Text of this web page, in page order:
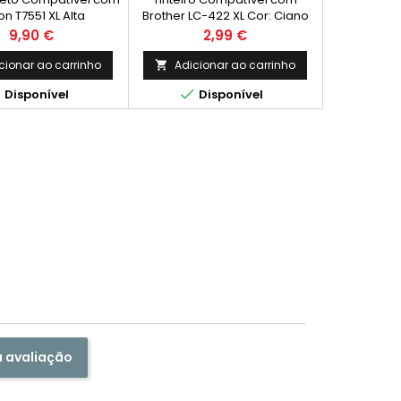
T7551 XL Alta
T7561
Preço
9,90 €
ao carrinho
Disponível
Brother LC-422 XL Cor: Ciano
Rendimento Médio: 1.500
Páginas*
Preço
2,99 €
 Adicionar ao carrinho
 Disponível
avaliação